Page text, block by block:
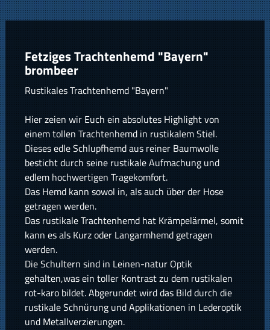
Fetziges Trachtenhemd "Bayern"
brombeer
Rustikales Trachtenhemd "Bayern"
Hier zeien wir Euch ein absolutes Highlight von
einem tollen Trachtenhemd in rustikalem Stiel.
Dieses edle Schlupfhemd aus reiner Baumwolle
besticht durch seine rustikale Aufmachung und
edlem hochwertigen Tragekomfort.
Das Hemd kann sowol in, als auch über der Hose
getragen werden.
Das rustikale Trachtenhemd hat Krämpelärmel, somit
kann es als Kurz oder Langarmhemd getragen
werden.
Die Schultern sind in Leinen-natur Optik
gehalten,was ein toller Kontrast zu dem rustikalen
rot-karo bildet. Abgerundet wird das Bild durch die
rustikale Schnürung und Applikationen in Lederoptik
und Metallverzierungen.